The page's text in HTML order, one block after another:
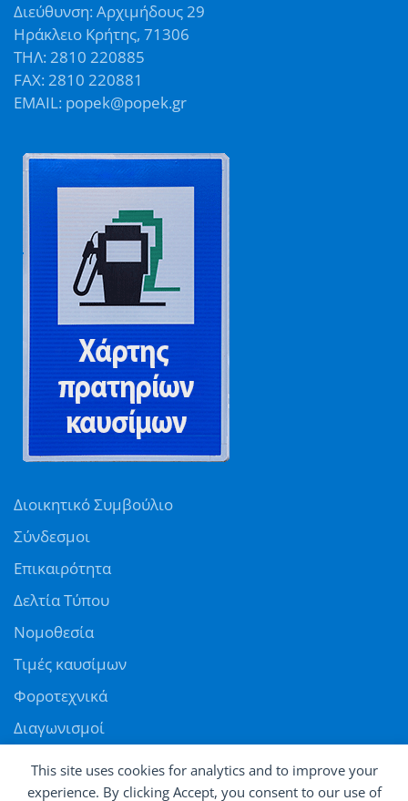
This site uses cookies for analytics and to improve your
experience. By clicking Accept, you consent to our use of
Διεύθυνση: Αρχιμήδους 29
Ηράκλειο Κρήτης, 71306
ΤΗΛ: 2810 220885
FAX: 2810 220881
EMAIL: popek@popek.gr
Διοικητικό Συμβούλιο
Σύνδεσμοι
Επικαιρότητα
Δελτία Τύπου
Νομοθεσία
Τιμές καυσίμων
Φοροτεχνικά
Διαγωνισμοί
Αγγελίες
Θέσεις εργασίας